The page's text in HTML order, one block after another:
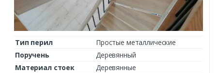
Тип перил
Простые металлические
Поручень
Деревянный
Материал стоек
Деревянные